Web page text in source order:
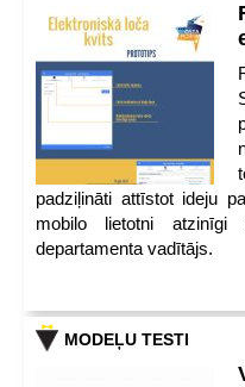
padziļināti attīstot ideju
mobilo lietotni
departamenta vadītājs.
MODEĻU TESTI